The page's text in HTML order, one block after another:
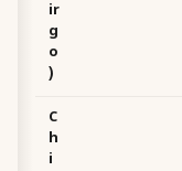
ir
g
o
)
C
h
i